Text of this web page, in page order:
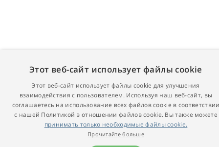
Этот веб-сайт использует файлы cookie
Этот веб-сайт использует файлы cookie для улучшения
взаимодействия с пользователем. Используя наш веб-сайт, вы
соглашаетесь на использование всех файлов cookie в
с нашей Политикой в ​​отношении файлов cookie. Вы также можете
принимать только необходимые файлы cookie.
Прочитайте больше